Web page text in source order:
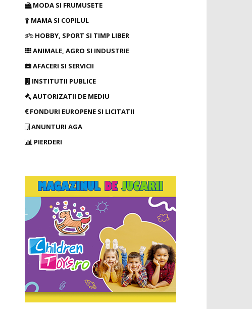
MODA SI FRUMUSETE
MAMA SI COPILUL
HOBBY, SPORT SI TIMP LIBER
ANIMALE, AGRO SI INDUSTRIE
AFACERI SI SERVICII
INSTITUTII PUBLICE
AUTORIZATII DE MEDIU
FONDURI EUROPENE SI LICITATII
ANUNTURI AGA
PIERDERI